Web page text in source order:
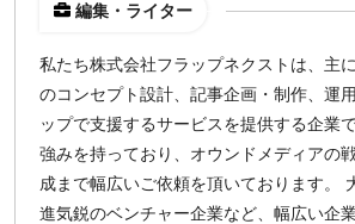
編集・ライター
私たち株式会社フラップネクストは、主
のコンセプト設計、記事企画・制作、運
ップで支援するサービスを提供する企業
強みを持っており、オウンドメディアの
成まで幅広いご依頼を頂いております。
進気鋭のベンチャー企業など、幅広い企